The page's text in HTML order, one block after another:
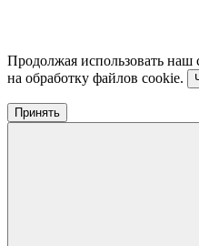
Продолжая использовать наш
на обработку файлов cookie.
Принять